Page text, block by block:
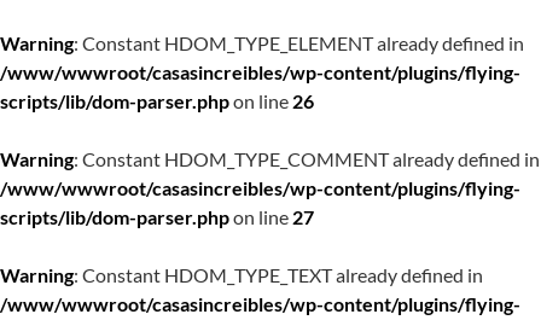
Warning: Constant HDOM_TYPE_ELEMENT already defined in
/www/wwwroot/casasincreibles/wp-content/plugins/flying-
scripts/lib/dom-parser.phpon line 26
Warning: Constant HDOM_TYPE_COMMENT already defined in
/www/wwwroot/casasincreibles/wp-content/plugins/flying-
scripts/lib/dom-parser.phpon line 27
Warning: Constant HDOM_TYPE_TEXT already defined in
/www/wwwroot/casasincreibles/wp-content/plugins/flying-